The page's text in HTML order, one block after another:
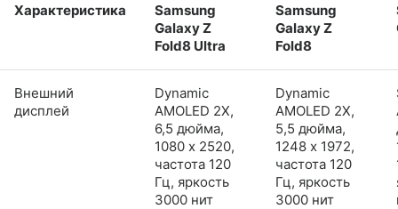
Характеристика
Samsung
Galaxy Z
Fold8 Ultra
Samsung
Galaxy Z
Fold8
Внешний
дисплей
Dynamic
AMOLED 2X,
6,5 дюйма,
1080 x 2520,
частота 120
Гц, яркость
3000 нит
Dynamic
AMOLED 2X,
5,5 дюйма,
1248 x 1972,
частота 120
Гц, яркость
3000 нит